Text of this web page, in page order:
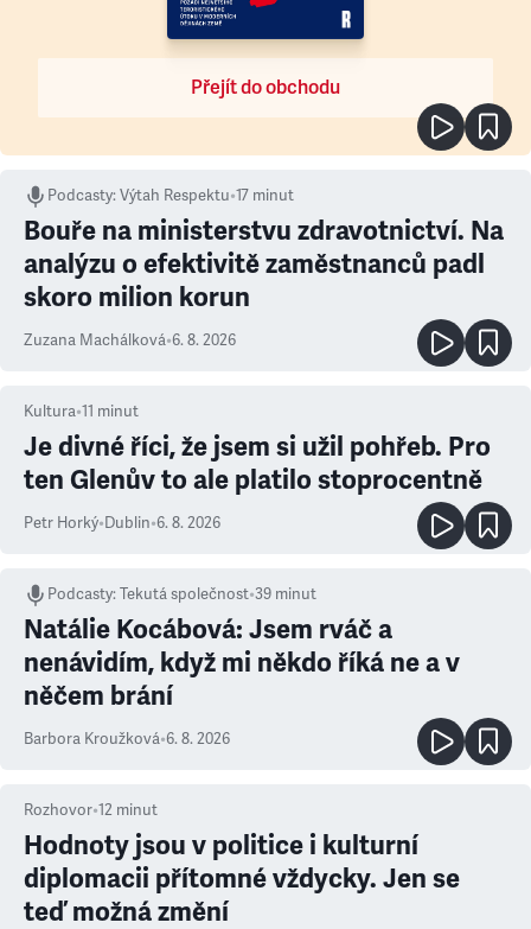
Přejít do obchodu
Podcasty:Výtah Respektu•17 minut
Bouře na ministerstvu zdravotnictví. Na
analýzu o efektivitě zaměstnanců padl
skoro milion korun
Zuzana Machálková•6. 8. 2026
Kultura•11 minut
Je divné říci, že jsem si užil pohřeb. Pro
ten Glenův to ale platilo stoprocentně
Petr Horký•Dublin•6. 8. 2026
Podcasty:Tekutá společnost•39 minut
Natálie Kocábová: Jsem rváč a
nenávidím, když mi někdo říká ne a v
něčem brání
Barbora Kroužková•6. 8. 2026
Rozhovor•12 minut
Hodnoty jsou v politice i kulturní
diplomacii přítomné vždycky. Jen se
teď možná změní